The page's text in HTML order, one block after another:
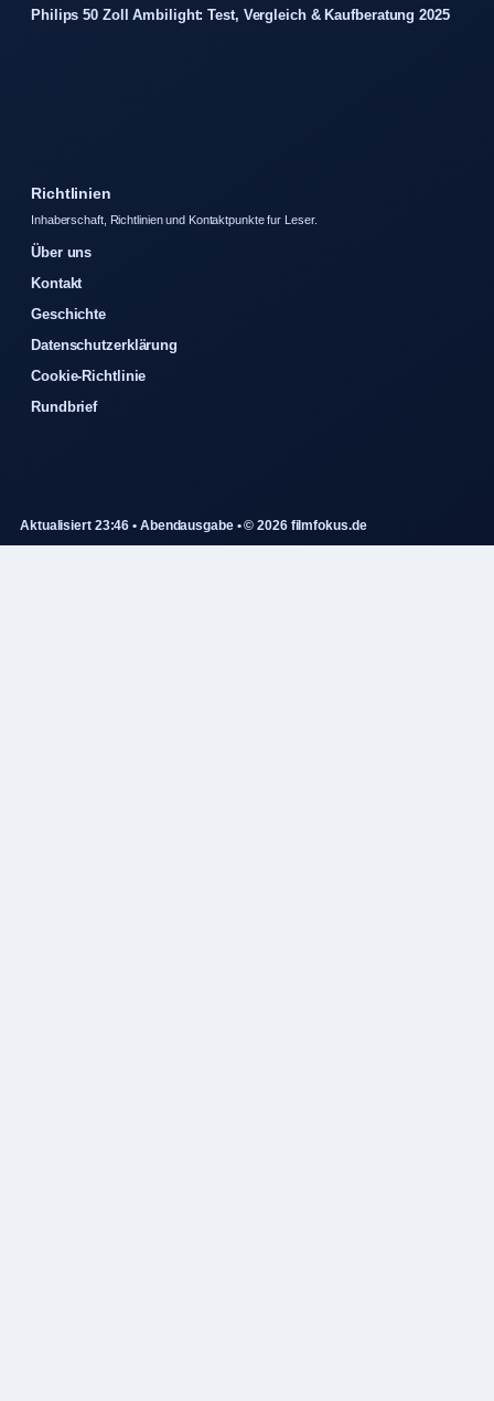
Philips 50 Zoll Ambilight: Test, Vergleich & Kaufberatung 2025
Richtlinien
Inhaberschaft, Richtlinien und Kontaktpunkte fur Leser.
Über uns
Kontakt
Geschichte
Datenschutzerklärung
Cookie-Richtlinie
Rundbrief
Aktualisiert 23:46 • Abendausgabe • © 2026 filmfokus.de